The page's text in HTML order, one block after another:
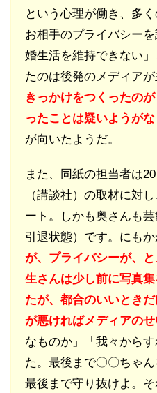
という心理が働き、多
お相手のプライバシー
婚生活を維持できない
たのは後発のメディアが
きっかけをつくったの
ったことは疑いようがな
が向いたようだ。
また、同紙の担当者は
（講談社）の取材に対
ート。しかも奥さんも
引退状態）です。にもか
が、プライバシーが、
生さんは少し前に写真
たが、都合のいいとき
が悪ければメディアのせ
なものか」「我々から
た。最後まで〇〇ちゃ
最後まで守り抜けよ。そ